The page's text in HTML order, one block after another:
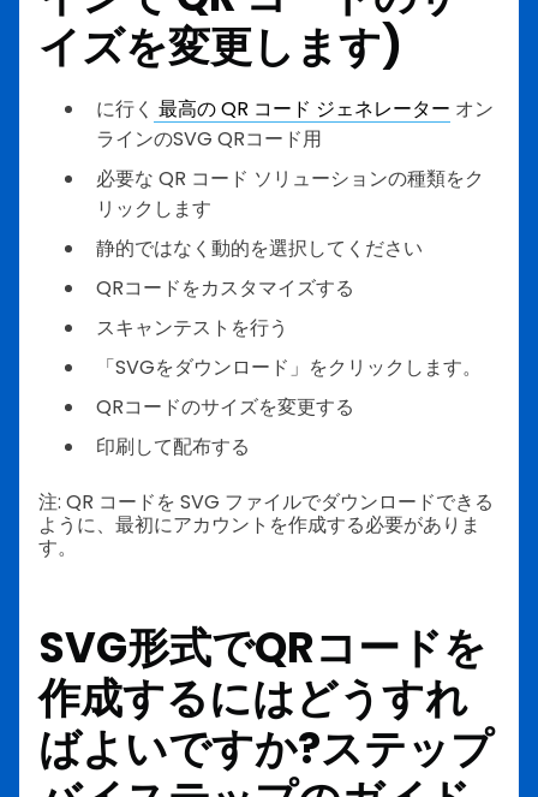
イズを変更します)
に行く 最高の QR コード ジェネレーター オン
ラインのSVG QRコード用
必要な QR コード ソリューションの種類をク
リックします
静的ではなく動的を選択してください
QRコードをカスタマイズする
スキャンテストを行う
「SVGをダウンロード」をクリックします。
QRコードのサイズを変更する
印刷して配布する
注: QR コードを SVG ファイルでダウンロードできる
ように、最初にアカウントを作成する必要がありま
す。
SVG形式でQRコードを
作成するにはどうすれ
ばよいですか?ステップ